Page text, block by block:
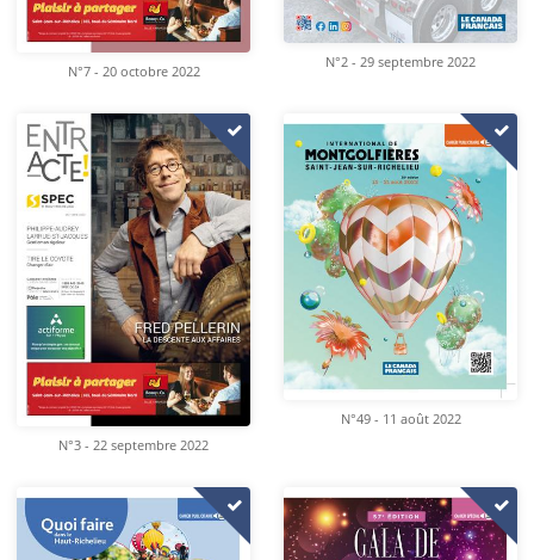
N°7 - 20 octobre 2022
N°2 - 29 septembre 2022
N°3 - 22 septembre 2022
N°49 - 11 août 2022